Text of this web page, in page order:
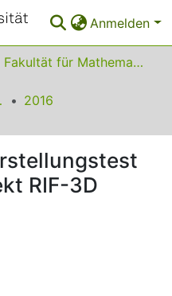
Anmelden
01 Fakultät für Mathematik
2016
RIF-3D